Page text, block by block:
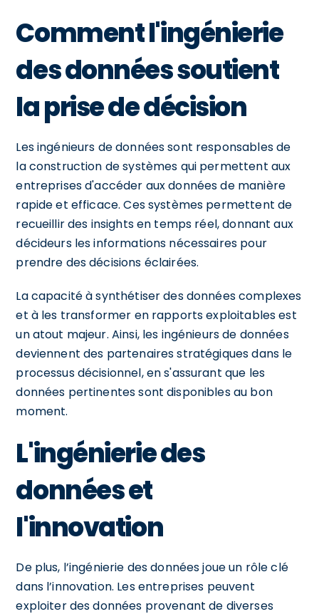
Comment l'ingénierie
des données soutient
la prise de décision
Les ingénieurs de données sont responsables de
la construction de systèmes qui permettent aux
entreprises d'accéder aux données de manière
rapide et efficace. Ces systèmes permettent de
recueillir des insights en temps réel, donnant aux
décideurs les informations nécessaires pour
prendre des décisions éclairées.
La capacité à synthétiser des données complexes
et à les transformer en rapports exploitables est
un atout majeur. Ainsi, les ingénieurs de données
deviennent des partenaires stratégiques dans le
processus décisionnel, en s'assurant que les
données pertinentes sont disponibles au bon
moment.
L'ingénierie des
données et
l'innovation
De plus, l’ingénierie des données joue un rôle clé
dans l’innovation. Les entreprises peuvent
exploiter des données provenant de diverses